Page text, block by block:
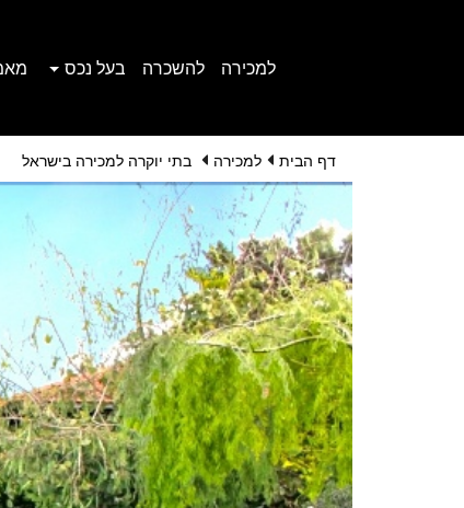
למכירה להשכרה בעל נכס
דף הבית למכירה בתי יוקרה למכירה בישראל